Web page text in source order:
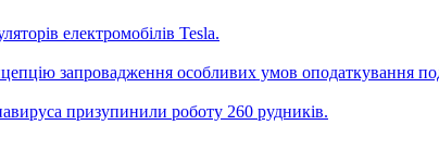
електромобілів Tesla.
запровадження особливих умов оподаткування
призупинили роботу 260 рудників.